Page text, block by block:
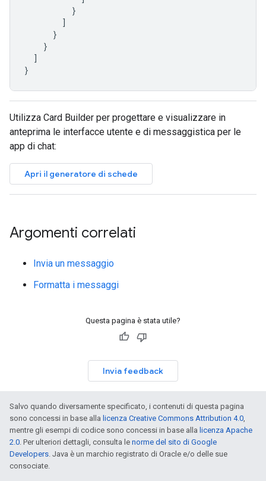
}
]
}
}
]
}
Utilizza Card Builder per progettare e visualizzare in
anteprima le interfacce utente e di messaggistica per le
app di chat:
Apri il generatore di schede
Argomenti correlati
Invia un messaggio
Formatta i messaggi
Questa pagina è stata utile?
Invia feedback
Salvo quando diversamente specificato, i contenuti di questa pagina
sono concessi in base alla licenza Creative Commons Attribution 4.0,
mentre gli esempi di codice sono concessi in base alla licenza Apache
2.0. Per ulteriori dettagli, consulta le norme del sito di Google
Developers. Java è un marchio registrato di Oracle e/o delle sue
consociate.